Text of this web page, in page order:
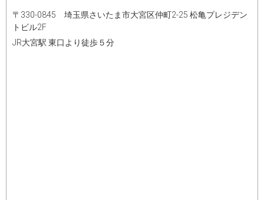
〒330-0845 埼玉県さいたま市大宮区仲町2-25 松亀プレジデン
トビル2F
JR大宮駅 東口より徒歩５分